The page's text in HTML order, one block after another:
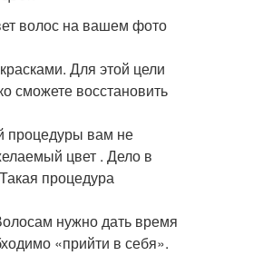
волос на вашем фото
Для этой цели
сможете восстановить
процедуры вам не
цвет . Дело в
процедура
нужно дать время
«прийти в себя».